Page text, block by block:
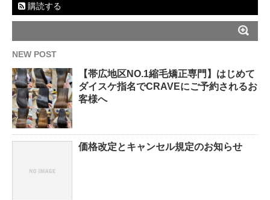
購読する
NEW POST
【帯広地区NO.1縮毛矯正専門】はじめて
ダイスケ指名でCRAVEにご予約されるお
客様へ
価格改定とキャンセル規定のお知らせ